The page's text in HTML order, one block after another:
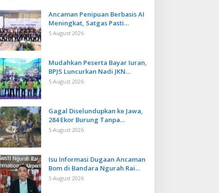
Ancaman Penipuan Berbasis AI
Meningkat, Satgas Pasti
Perkuat Penindakan dan
5 August 2026
Mudahkan Peserta Bayar Iuran,
BPJS Luncurkan Nadi JKN
dengan Mekanisme Menabung
5 August 2026
Gagal Diselundupkan ke Jawa,
284 Ekor Burung Tanpa
Dokumen Dilepasliarkan Cegah
5 August 2026
Isu Informasi Dugaan Ancaman
Bom di Bandara Ngurah Rai
Bali Tidak Benar, Operasional
5 August 2026